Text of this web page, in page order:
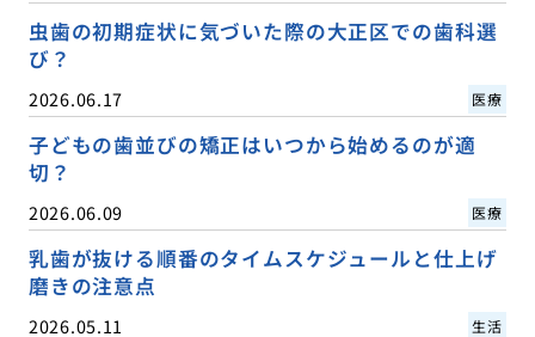
虫歯の初期症状に気づいた際の大正区での歯科選
び？
2026.06.17 医療
子どもの歯並びの矯正はいつから始めるのが適
切？
2026.06.09 医療
乳歯が抜ける順番のタイムスケジュールと仕上げ
磨きの注意点
2026.05.11 生活